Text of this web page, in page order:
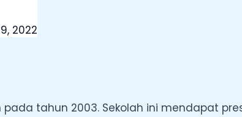
2022
pada tahun 2003. Sekolah ini mendapat